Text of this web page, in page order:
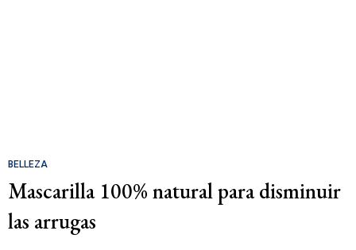
BELLEZA
Mascarilla 100% natural para disminuir
las arrugas